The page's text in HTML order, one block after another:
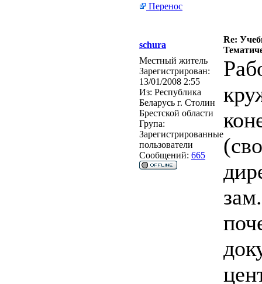
Перенос
schura
Re:
Местный житель
Зарегистрирован:
13/01/2008 2:55
Из: Республика
Беларусь г. Столин
Брестской области
Група:
Зарегистрированные
пользователи
Сообщений: 665